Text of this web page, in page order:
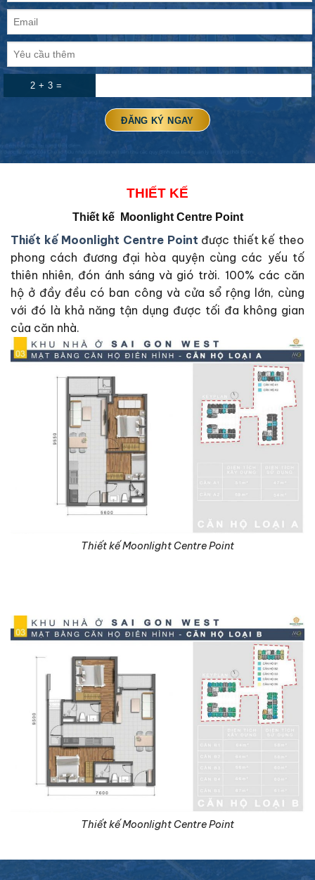
2 + 3 =
THIẾT KẾ
Thiết kế Moonlight Centre Point
Thiết kế Moonlight Centre Point được thiết kế theo
phong cách đương đại hòa quyện cùng các yếu tố
thiên nhiên, đón ánh sáng và gió trời. 100% các căn
hộ ở đầy đều có ban công và cửa sổ rộng lớn, cùng
với đó là khả năng tận dụng được tối đa không gian
của căn nhà.
Thiết kế Moonlight Centre Point
Thiết kế Moonlight Centre Point